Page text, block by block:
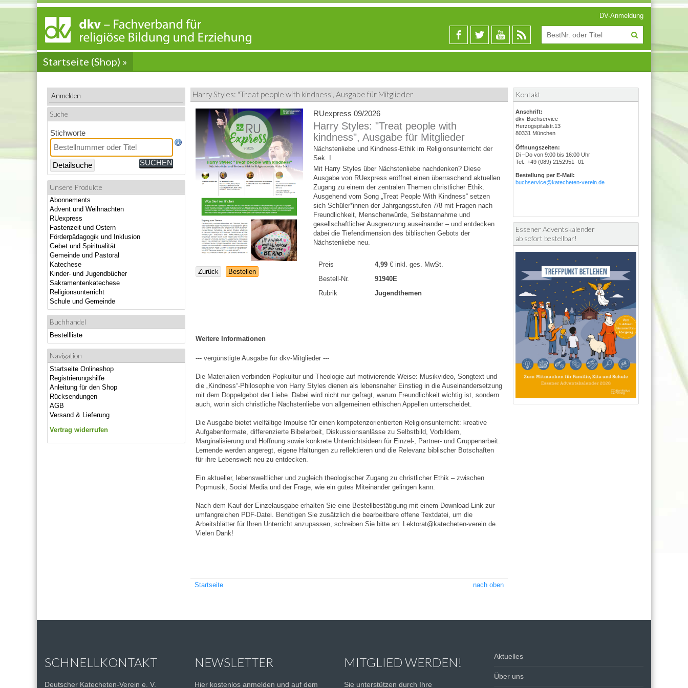
DV-Anmeldung
Startseite (Shop) »
Anmelden
Suche
Stichworte
Detailsuche
Unsere Produkte
Abonnements
Advent und Weihnachten
RUexpress
Fastenzeit und Ostern
Förderpädagogik und Inklusion
Gebet und Spiritualität
Gemeinde und Pastoral
Katechese
Kinder- und Jugendbücher
Sakramentenkatechese
Religionsunterricht
Schule und Gemeinde
Buchhandel
Bestellliste
Navigation
Startseite Onlineshop
Registrierungshilfe
Anleitung für den Shop
Rücksendungen
AGB
Versand & Lieferung
Vertrag widerrufen
Harry Styles: "Treat people with kindness", Ausgabe für Mitglieder
Zurück Bestellen
RUexpress 09/2026
Harry Styles: "Treat people with
kindness", Ausgabe für Mitglieder
Nächstenliebe und Kindness-Ethik im Religionsunterricht der
Sek. I
Mit Harry Styles über Nächstenliebe nachdenken? Diese
Ausgabe von RUexpress eröffnet einen überraschend aktuellen
Zugang zu einem der zentralen Themen christlicher Ethik.
Ausgehend vom Song „Treat People With Kindness“ setzen
sich Schüler*innen der Jahrgangsstufen 7/8 mit Fragen nach
Freundlichkeit, Menschenwürde, Selbstannahme und
gesellschaftlicher Ausgrenzung auseinander – und entdecken
dabei die Tiefendimension des biblischen Gebots der
Nächstenliebe neu.
Preis 4,99 € inkl. ges. MwSt.
Bestell-Nr.
91940E
Rubrik
Jugendthemen
Weitere Informationen
--- vergünstigte Ausgabe für dkv-Mitglieder ---
Die Materialien verbinden Popkultur und Theologie auf motivierende Weise: Musikvideo, Songtext und
die „Kindness“-Philosophie von Harry Styles dienen als lebensnaher Einstieg in die Auseinandersetzung
mit dem Doppelgebot der Liebe. Dabei wird nicht nur gefragt, warum Freundlichkeit wichtig ist, sondern
auch, worin sich christliche Nächstenliebe von allgemeinen ethischen Appellen unterscheidet.
Die Ausgabe bietet vielfältige Impulse für einen kompetenzorientierten Religionsunterricht: kreative
Aufgabenformate, differenzierte Bibelarbeit, Diskussionsanlässe zu Selbstbild, Vorbildern,
Marginalisierung und Hoffnung sowie konkrete Unterrichtsideen für Einzel-, Partner- und Gruppenarbeit.
Lernende werden angeregt, eigene Haltungen zu reflektieren und die Relevanz biblischer Botschaften
für ihre Lebenswelt neu zu entdecken.
Ein aktueller, lebensweltlicher und zugleich theologischer Zugang zu christlicher Ethik – zwischen
Popmusik, Social Media und der Frage, wie ein gutes Miteinander gelingen kann.
Nach dem Kauf der Einzelausgabe erhalten Sie eine Bestellbestätigung mit einem Download-Link zur
umfangreichen PDF-Datei. Benötigen Sie zusätzlich die bearbeitbare offene Textdatei, um die
Arbeitsblätter für Ihren Unterricht anzupassen, schreiben Sie bitte an: Lektorat@katecheten-verein.de.
Vielen Dank!
Startseite nach oben
Kontakt
Anschrift:
dkv-Buchservice
Herzogspitalstr.13
80331 München
Öffnungszeiten:
Di –Do von 9:00 bis 16:00 Uhr
Tel.: +49 (089) 2152951 -01
Bestellung per E-Mail:
buchservice@katecheten-verein.de
Essener Adventskalender
ab sofort bestellbar!
SCHNELLKONTAKT
Deutscher Katecheten-Verein e. V.
NEWSLETTER
Hier kostenlos anmelden und auf dem
MITGLIED WERDEN!
Sie unterstützen durch Ihre
Aktuelles
Über uns